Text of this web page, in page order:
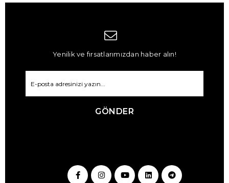
Yenilik ve fırsatlarımızdan haber alın!
GÖNDER